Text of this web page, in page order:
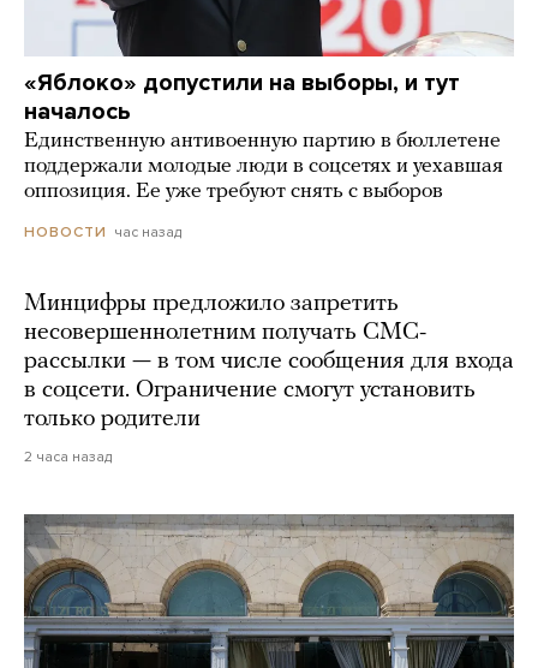
«Яблоко» допустили на выборы, и тут
началось
Единственную антивоенную партию в бюллетене
поддержали молодые люди в соцсетях и уехавшая
оппозиция. Ее уже требуют снять с выборов
НОВОСТИ час назад
Минцифры предложило запретить
несовершеннолетним получать СМС-
рассылки — в том числе сообщения для входа
в соцсети. Ограничение смогут установить
только родители
2 часа назад